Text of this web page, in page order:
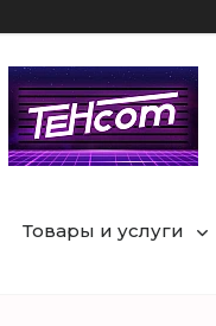
Товары и услуги